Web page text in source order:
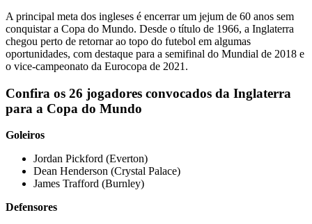
A principal meta dos ingleses é encerrar um jejum de 60 anos sem
conquistar a Copa do Mundo. Desde o título de 1966, a Inglaterra
chegou perto de retornar ao topo do futebol em algumas
oportunidades, com destaque para a semifinal do Mundial de 2018 e
o vice-campeonato da Eurocopa de 2021.
Confira os 26 jogadores convocados da Inglaterra
para a Copa do Mundo
Goleiros
Jordan Pickford (Everton)
Dean Henderson (Crystal Palace)
James Trafford (Burnley)
Defensores